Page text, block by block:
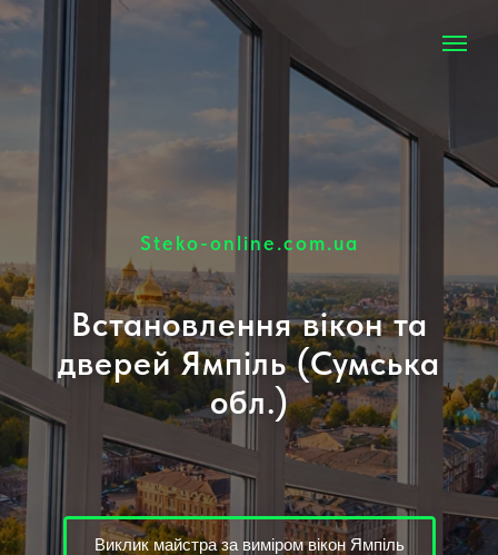
Steko-online.com.ua
Встановлення вікон та
дверей Ямпіль (Сумська
обл.)
Виклик майстра за виміром вікон Ямпіль